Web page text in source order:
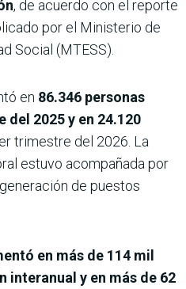
, de acuerdo con el reporte
por el Ministerio de
Social (MTESS).
en 86.346 personas
2025 y en 24.120
trimestre del 2026. La
estuvo acompañada por
de puestos
en más de 114 mil
interanual y en más de 62